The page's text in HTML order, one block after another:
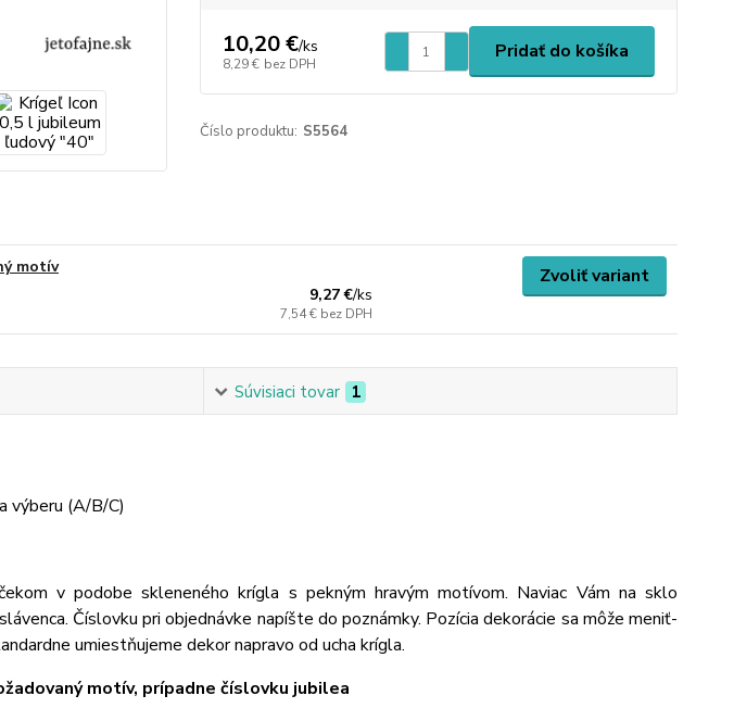
10,20 €/ks
8,29 € bez DPH
Pridať do košíka
Číslo produktu: S5564
motív
9,27 €/ks
7,54 € bez DPH
Zvoliť variant
Súvisiaci tovar 1
výberu (A/B/C)
v podobe skleneného krígla s pekným hravým motívom. Naviac Vám na sklo
Číslovku pri objednávke napíšte do poznámky. Pozícia dekorácie sa môže meniť-
umiestňujeme dekor napravo od ucha krígla.
motív, prípadne číslovku jubilea